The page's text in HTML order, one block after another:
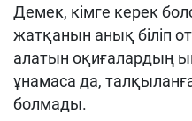
Демек, кімге керек
жатқанын анық біліп
алатын оқиғалардың
ұнамаса да,
болмады.